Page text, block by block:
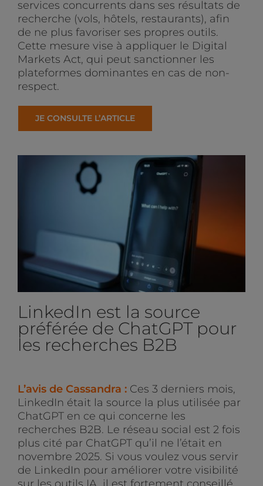
services concurrents dans ses résultats de
recherche (vols, hôtels, restaurants), afin
de ne plus favoriser ses propres outils.
Cette mesure vise à appliquer le Digital
Markets Act, qui peut sanctionner les
plateformes dominantes en cas de non-
respect.
JE CONSULTE L’ARTICLE
LinkedIn est la source
préférée de ChatGPT pour
les recherches B2B
L’avis de Cassandra : Ces 3 derniers mois,
LinkedIn était la source la plus utilisée par
ChatGPT en ce qui concerne les
recherches B2B. Le réseau social est 2 fois
plus cité par ChatGPT qu’il ne l’était en
novembre 2025. Si vous voulez vous servir
de LinkedIn pour améliorer votre visibilité